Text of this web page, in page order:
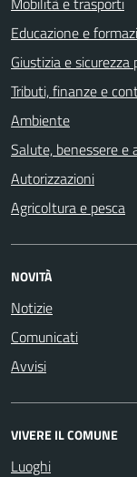
Educazione e
Giustizia e sicurezza
Tributi, finanze e
Ambiente
Salute, benessere e
Autorizzazioni
Agricoltura e pesca
NOVITÀ
Notizie
Comunicati
Avvisi
VIVERE IL COMUNE
Luoghi